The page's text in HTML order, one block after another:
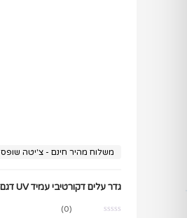
משלוח מהיר חינם - צ'יטה שופס
גדר עלים דקורטיבי עמיד UV דגם "לוונדר"
(0)